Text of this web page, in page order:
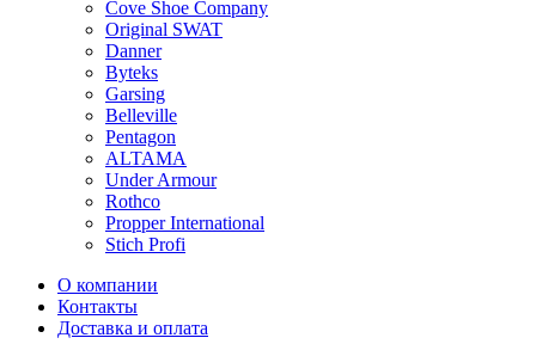
Cove Shoe Company
Original SWAT
Danner
Byteks
Garsing
Belleville
Pentagon
ALTAMA
Under Armour
Rothco
Propper International
Stich Profi
О компании
Контакты
Доставка и оплата